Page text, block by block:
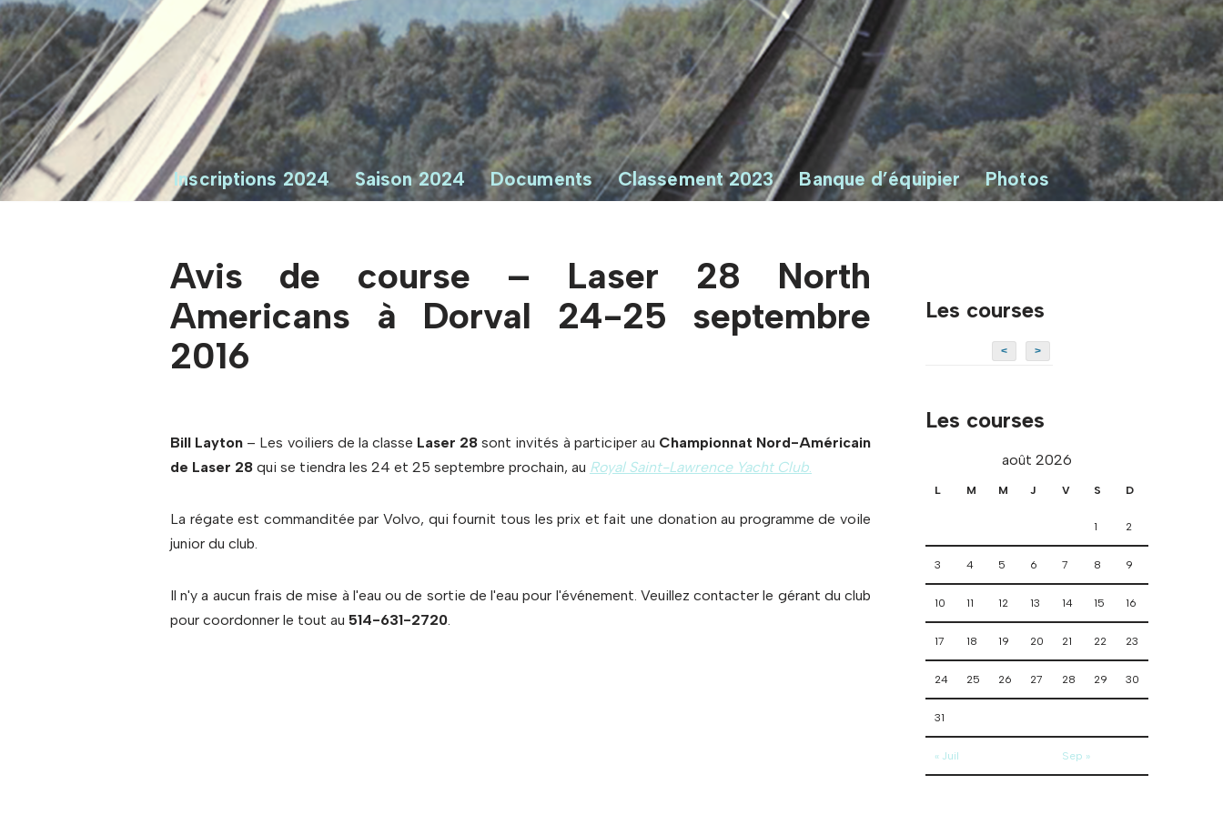
Inscriptions 2024 Saison 2024 Documents Classement 2023 Banque d’équipier Photos
Avis de course – Laser 28 North
Americans à Dorval 24-25 septembre
2016
Bill Layton – Les voiliers de la classe Laser 28sont invités à participer au Championnat Nord-Américain
de Laser 28 qui se tiendra les 24 et 25 septembre prochain, au Royal Saint-Lawrence Yacht Club.
La régate est commanditée par Volvo, qui fournit tous les prix et fait une donation au programme de voile
junior du club.
Il n'y a aucun frais de mise à l'eau ou de sortie de l'eau pour l'événement. Veuillez contacter le gérant du club
pour coordonner le tout au 514-631-2720.
Les courses
< >
Les courses
août 2026
L M M J V S D
1 2
3 4 5 6 7 8 9
10 11 12 13 14 15 16
17 18 19 20 21 22 23
24 25 26 27 28 29 30
31
« Juil Sep »